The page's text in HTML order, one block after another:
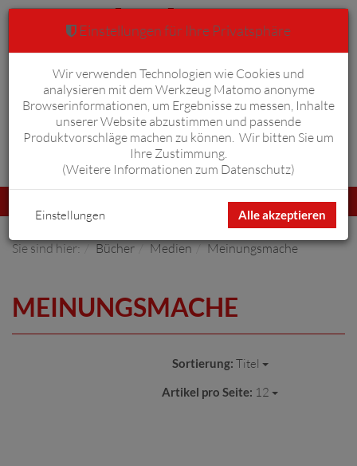
Anmelden Warenkorb 0
umschalten
Sie sind hier: Bücher Medien Meinungsmache
MEINUNGSMACHE
Sortierung: Titel
Artikel pro Seite: 12
Einstellungen für Ihre Privatsphäre
Wir verwenden Technologien wie Cookies und
analysieren mit dem Werkzeug Matomo anonyme
Browserinformationen, um Ergebnisse zu messen, Inhalte
unserer Website abzustimmen und passende
Produktvorschläge machen zu können. Wir bitten Sie um
Ihre Zustimmung.
(Weitere Informationen zum Datenschutz)
Alle akzeptieren
Einstellungen